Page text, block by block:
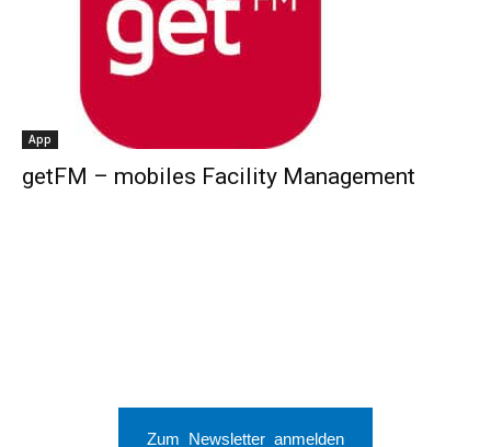
App
getFM – mobiles Facility Management
Zum Newsletter anmelden